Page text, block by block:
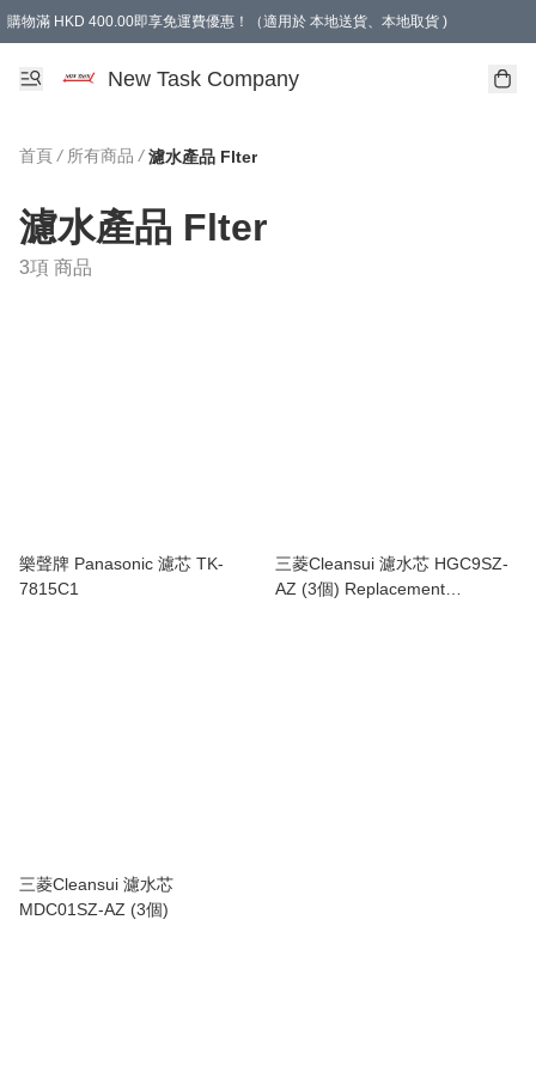
購物滿 HKD 400.00即享免運費優惠！（適用於 本地送貨、本地取貨 )
New Task Company
首頁 / 所有商品 / 濾水產品 Flter
濾水產品 Flter
3項 商品
樂聲牌 Panasonic 濾芯 TK-
7815C1
三菱Cleansui 濾水芯 HGC9SZ-
AZ (3個) Replacement
三菱Cleansui 濾水芯
MDC01SZ-AZ (3個)